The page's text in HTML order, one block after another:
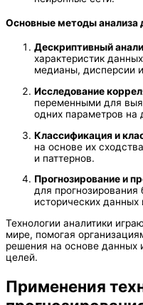
Основные методы анализа
Дескриптивный
характеристик
медианы, дисперсии
Исследование
переменными для
одних параметров на
Классификация и
на основе их
и паттернов.
Прогнозирование и
для
исторических
Технологии аналитики
мире, помогая
решения на основе данных
целей.
Применения